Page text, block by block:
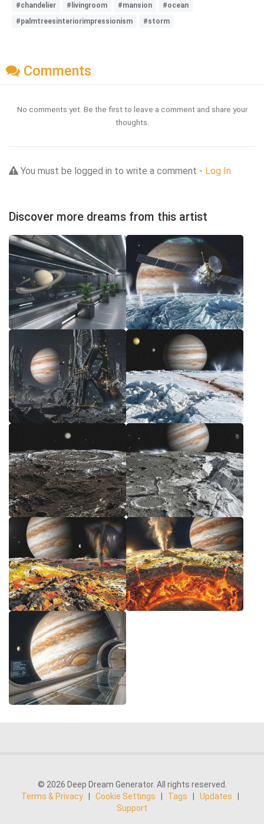
#chandelier #livingroom #mansion
#ocean
#palmtreesinteriorimpressionism
#storm
Comments
No comments yet. Be the first to leave a comment and share your
thoughts.
You must be logged in to write a comment - Log In
Discover more dreams from this artist
© 2026 Deep Dream Generator. All rights reserved.
Terms & Privacy
Cookie Settings Tags Updates
Support